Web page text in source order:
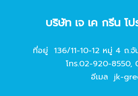
บริษัท เจ เค กรีน โ
ที่อยู่ 136/11-10-12 หมู่ 4 ถ.จั
โทร.02-920-8550,
อีเมล jk-